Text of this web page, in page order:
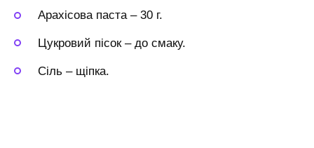
Арахісова паста– 30 г.
Цукровий пісок– до смаку.
Сіль – щіпка.